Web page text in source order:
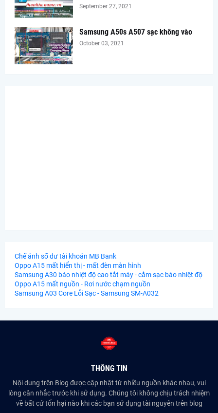
September 27, 2021
Samsung A50s A507 sạc không vào
October 03, 2021
Chế ảnh số dư tài khoản MB Bank
Oppo A15 mất hiển thị - mất đèn màn hình
Samsung A30 báo nhiệt độ cao tắt máy - cắm sạc báo nhiệt độ
Oppo A15 mất nguồn - Rơi nước chạm nguồn
Samsung A03 Core Lỗi Sạc - Samsung SM-A032
THÔNG TIN
Nội dung trên Blog được cập nhật từ nhiều nguồn khác nhau, vui
lòng cân nhắc trước khi sử dụng. Chúng tôi không chịu trách nhiệm
về bất cứ tổn hại nào khi các bạn sử dụng tài nguyên trên blog